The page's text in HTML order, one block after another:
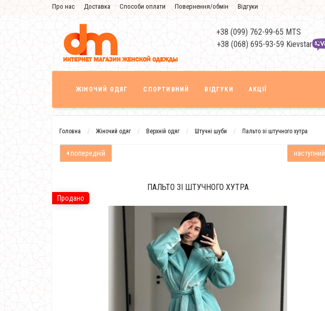
Про нас Доставка Способи оплати Повернення/обмін
Відгуки
Знижка
+38 (099) 762-99-65 MTS
+38 (068) 695-93-59 Kievstar
ЖІНОЧИЙ ОДЯГ СПОРТИВНИЙ ВІДГУКИ АКЦІЇ
Головна Жіночий одяг Верхній одяг Штучні шуби Пальто зі штучного хутра
попередній наступний
Продано
ПАЛЬТО ЗІ ШТУЧНОГО ХУТРА